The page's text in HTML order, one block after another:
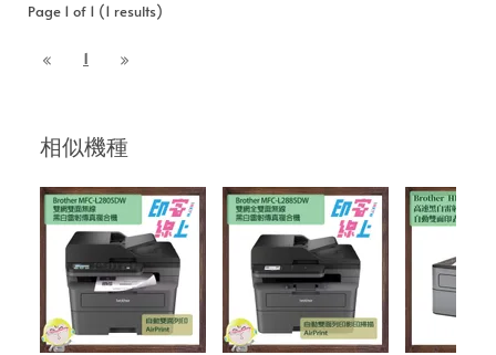
Page 1 of 1 (1 results)
1
相似機種